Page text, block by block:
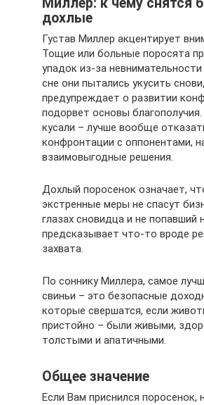
дохлые
Густав Миллер акцентирует
Тощие или больные поросята
упадок из-за невнимательности
сне они пытались укусить
предупреждает о развитии
подорвет основы
кусали – лучше вообще
конфронтации с оппонентами,
взаимовыгодные решения.
Дохлый поросенок означает,
экстренные меры не спасут
глазах сновидца и не попавший
предсказывает что-то вроде
захвата.
По соннику Миллера, самое
свиньи – это безопасные
которые свершатся, если
пристойно – были живыми,
толстыми и апатичными.
Общее значение
Если Вам приснился поросенок,